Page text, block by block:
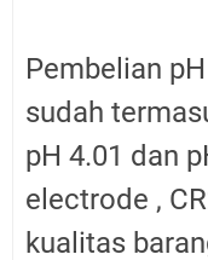
Pembelian
sudah
pH 4.01 dan
electrode ,
kualitas